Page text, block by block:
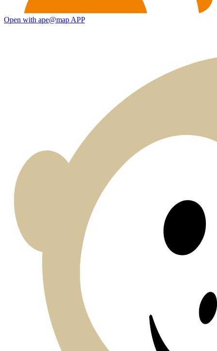
Open with ape@map APP